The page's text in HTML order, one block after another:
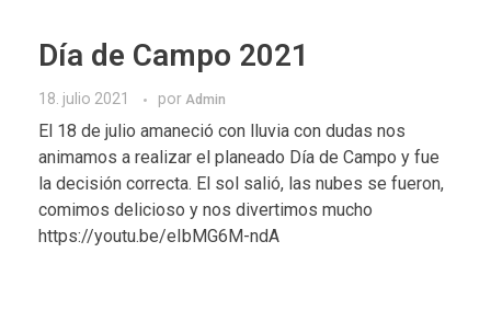
Día de Campo 2021
18. julio 2021 por Admin
El 18 de julio amaneció con lluvia con dudas nos
animamos a realizar el planeado Día de Campo y fue
la decisión correcta. El sol salió, las nubes se fueron,
comimos delicioso y nos divertimos mucho
https://youtu.be/eIbMG6M-ndA